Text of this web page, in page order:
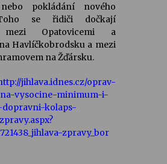
pokládání nového
se řidiči dočkají
mezi Opatovicemi a
Havlíčkobrodsku a mezi
na Žďársku.
jihlava.idnes.cz/oprav-
vysocine-minimum-i-
kolaps-
zpravy_bor